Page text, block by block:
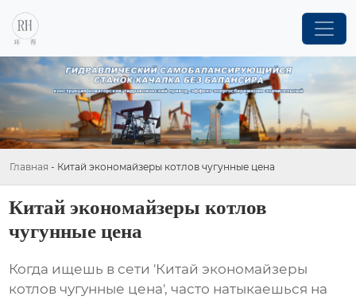
Главная - Китай экономайзеры котлов чугунные цена
Китай экономайзеры котлов
чугунные цена
Когда ищешь в сети 'Китай экономайзеры
котлов чугунные цена', часто натыкаешься на